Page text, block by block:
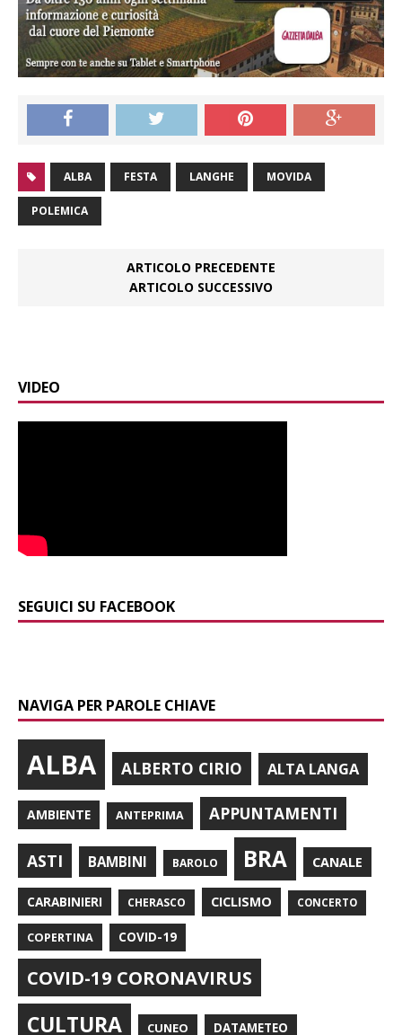
ALBA FESTA LANGHE MOVIDA
POLEMICA
ARTICOLO PRECEDENTE
ARTICOLO SUCCESSIVO
VIDEO
SEGUICI SU FACEBOOK
NAVIGA PER PAROLE CHIAVE
ALBA ALBERTO CIRIO ALTA LANGA
AMBIENTE ANTEPRIMA APPUNTAMENTI
ASTI BAMBINI BAROLO BRA CANALE
CARABINIERI CHERASCO CICLISMO CONCERTO
COPERTINA COVID-19
COVID-19 CORONAVIRUS
CULTURA CUNEO DATAMETEO